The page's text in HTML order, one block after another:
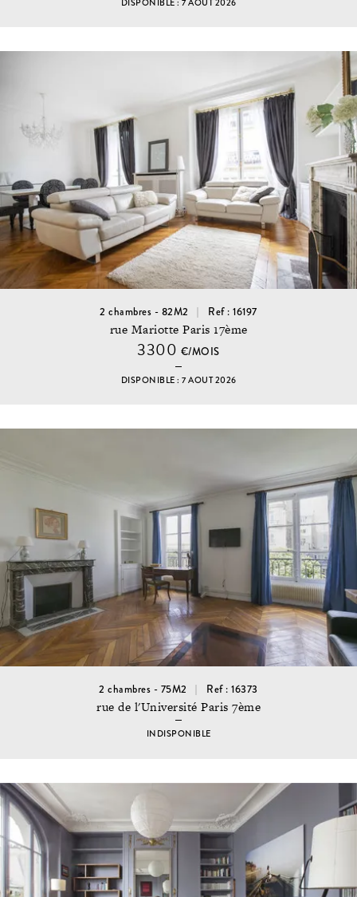
DISPONIBLE : 7 AOUT 2026
2 chambres - 82M2 Ref : 16197
rue Mariotte Paris 17ème
3300 €/MOIS
DISPONIBLE : 7 AOUT 2026
2 chambres - 75M2 Ref : 16373
rue de l'Université Paris 7ème
INDISPONIBLE